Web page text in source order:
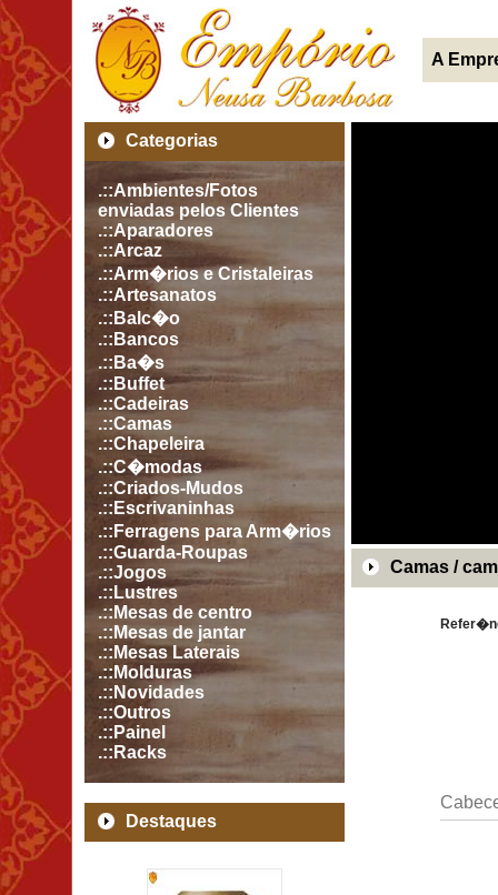
A
Categorias
.::Ambientes/Fotos
enviadas pelos Clientes
.::Aparadores
.::Arcaz
.::Arm�rios e Cristaleiras
.::Artesanatos
.::Balc�o
.::Bancos
.::Ba�s
.::Buffet
.::Cadeiras
.::Camas
.::Chapeleira
.::C�modas
.::Criados-Mudos
.::Escrivaninhas
.::Ferragens para Arm�rios
.::Guarda-Roupas
.::Jogos
.::Lustres
.::Mesas de centro
.::Mesas de jantar
.::Mesas Laterais
.::Molduras
.::Novidades
.::Outros
.::Painel
.::Racks
Destaques
Camas /